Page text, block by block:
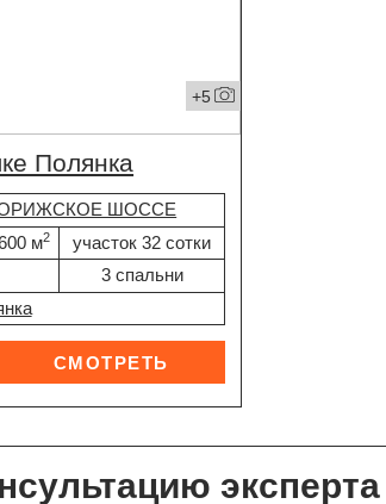
+5
Полянка
ШОССЕ
м2
участок 32 сотки
3 спальни